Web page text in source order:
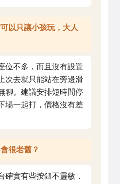
以只讓小孩玩，大人
位不多，而且沒有設置
次去就只能站在旁邊滑
聊。建議安排短時間停
場一起打，價格沒有差
很老舊？
確實有些按鈕不靈敏，